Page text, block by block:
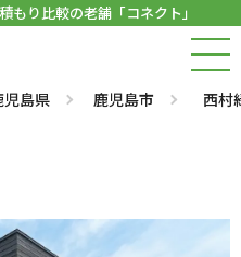
もり比較の老舗「コネクト」
児島県 鹿児島市 西村